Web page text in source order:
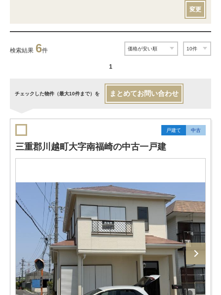
変更
検索結果 6件
1
チェックした物件（最大10件まで）を まとめてお問い合わせ
戸建て 中古
三重郡川越町大字南福崎の中古一戸建